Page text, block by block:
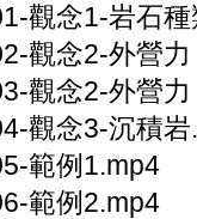
觀念1-岩石
觀念2-外營
觀念2-外營
觀念3-沉積
範例1.mp4
範例2.mp4